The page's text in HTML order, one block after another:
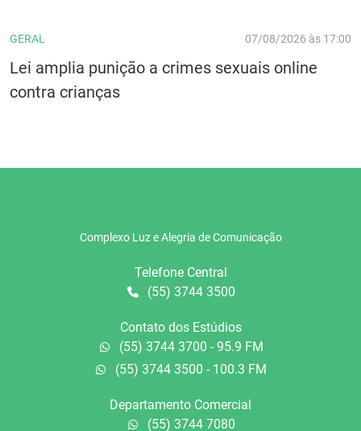
GERAL 07/08/2026 às 17:00
Lei amplia punição a crimes sexuais online
contra crianças
Complexo Luz e Alegria de Comunicação
Telefone Central
(55) 3744 3500
Contato dos Estúdios
(55) 3744 3700 - 95.9 FM
(55) 3744 3500 - 100.3 FM
Departamento Comercial
(55) 3744 7080